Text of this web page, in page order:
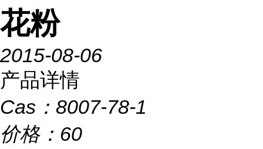
花粉
2015-08-06
产品详情
Cas： 8007-78-1
价格： 60